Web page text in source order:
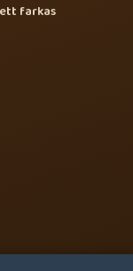
farkas